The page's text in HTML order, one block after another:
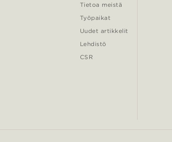
Tietoa meistä
Työpaikat
Uudet artikkelit
Lehdistö
CSR